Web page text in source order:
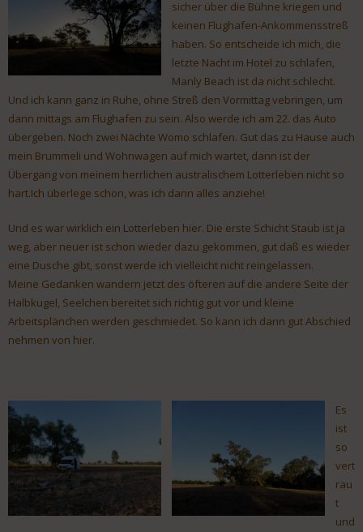
sicher über die Bühne kriegen und
keinen Flughafen-Ankommensstreß
haben. So entscheide ich mich, die
letzte Nacht im Hotel zu schlafen,
Manly Beach ist da nicht schlecht.
Und ich kann ganz in Ruhe, ohne Streß den Vormittag vebringen, um
dann mittags am Flughafen zu sein. Also werde ich am 22. das Auto
übergeben. Noch zwei Nächte Womo schlafen. Gut das zu Hause auch
mein Brummeli und Wohnwagen auf mich wartet, dann ist der
Übergang von meinem herrlichen australischem Lotterleben nicht so
hart.Ich überlege schon, was ich dann alles anziehe!
Und es war wirklich ein Lotterleben hier. Die erste Schicht Staub ist ja
weg, aber neuer ist schon wieder dazu gekommen, gut daß es wieder
eine Dusche gibt, sonst werde ich vielleicht nicht reingelassen.
Meine Gedanken wandern jetzt des öfteren auf die andere Seite der
Halbkugel, Seelchen bereitet sich richtig gut vor und kleine
Arbeitsplänchen werden geschmiedet. So kann ich dann gut Abschied
nehmen von hier.
Es
ist
so
vert
rau
t
und